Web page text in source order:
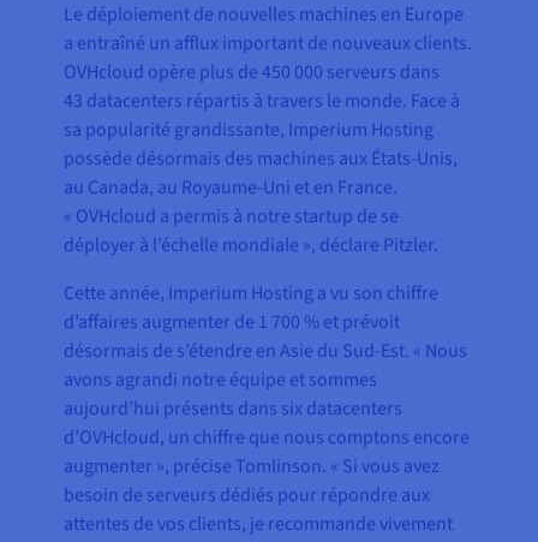
Le déploiement de nouvelles machines en Europe
a entraîné un afflux important de nouveaux clients.
OVHcloud opère plus de 450 000 serveurs dans
43 datacenters répartis à travers le monde. Face à
sa popularité grandissante, Imperium Hosting
possède désormais des machines aux États-Unis,
au Canada, au Royaume-Uni et en France.
« OVHcloud a permis à notre startup de se
déployer à l’échelle mondiale », déclare Pitzler.
Cette année, Imperium Hosting a vu son chiffre
d’affaires augmenter de 1 700 % et prévoit
désormais de s’étendre en Asie du Sud-Est. « Nous
avons agrandi notre équipe et sommes
aujourd’hui présents dans six datacenters
d’OVHcloud, un chiffre que nous comptons encore
augmenter », précise Tomlinson. « Si vous avez
besoin de serveurs dédiés pour répondre aux
attentes de vos clients, je recommande vivement